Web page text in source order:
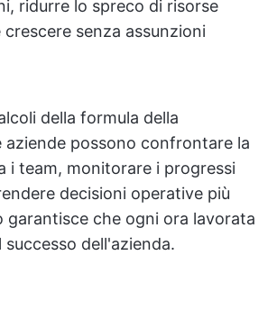
ridurre lo spreco di risorse
senza assunzioni
della formula della
possono confrontare la
i team, monitorare i progressi
decisioni operative più
garantisce che ogni ora lavorata
dell'azienda.